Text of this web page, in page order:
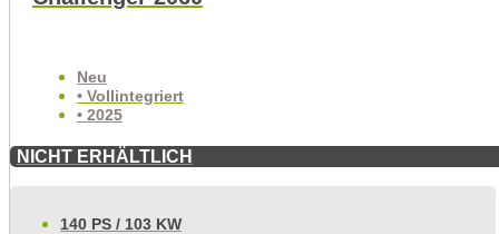
Neu
• Vollintegriert
• 2025
NICHT ERHÄLTLICH
140 PS / 103 KW